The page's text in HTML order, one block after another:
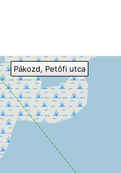
Pákozd, Petőfi utca